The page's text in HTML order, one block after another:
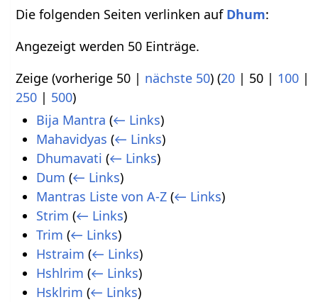
Die folgenden Seiten verlinken auf Dhum:
Angezeigt werden 50 Einträge.
Zeige (vorherige 50 | nächste 50) (20 | 50 | 100 |
250 | 500)
Bija Mantra (← Links)
Mahavidyas (← Links)
Dhumavati (← Links)
Dum (← Links)
Mantras Liste von A-Z (← Links)
Strim (← Links)
Trim (← Links)
Hstraim (← Links)
Hshlrim (← Links)
Hsklrim (← Links)